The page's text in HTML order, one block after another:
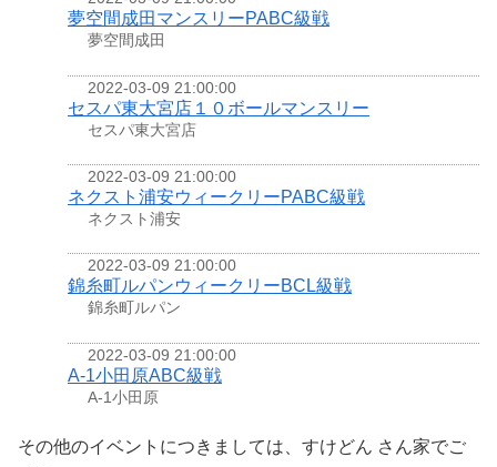
夢空間成田マンスリーPABC級戦
夢空間成田
2022-03-09 21:00:00
セスパ東大宮店１０ボールマンスリー
セスパ東大宮店
2022-03-09 21:00:00
ネクスト浦安ウィークリーPABC級戦
ネクスト浦安
2022-03-09 21:00:00
錦糸町ルパンウィークリーBCL級戦
錦糸町ルパン
2022-03-09 21:00:00
A-1小田原ABC級戦
A-1小田原
その他のイベントにつきましては、すけどん さん家でご